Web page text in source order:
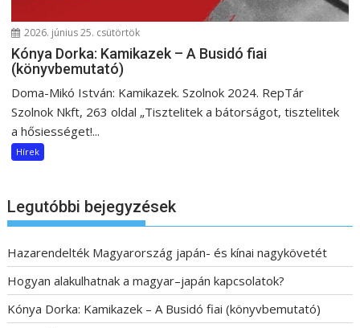
2026. június 25. csütörtök
Kónya Dorka: Kamikazek – A Busidó fiai
(könyvbemutató)
Doma-Mikó István: Kamikazek. Szolnok 2024. RepTár
Szolnok Nkft, 263 oldal „Tisztelitek a bátorságot, tisztelitek
a hősiességet!...
Hírek
Legutóbbi bejegyzések
Hazarendelték Magyarország japán- és kínai nagykövetét
Hogyan alakulhatnak a magyar–japán kapcsolatok?
Kónya Dorka: Kamikazek – A Busidó fiai (könyvbemutató)